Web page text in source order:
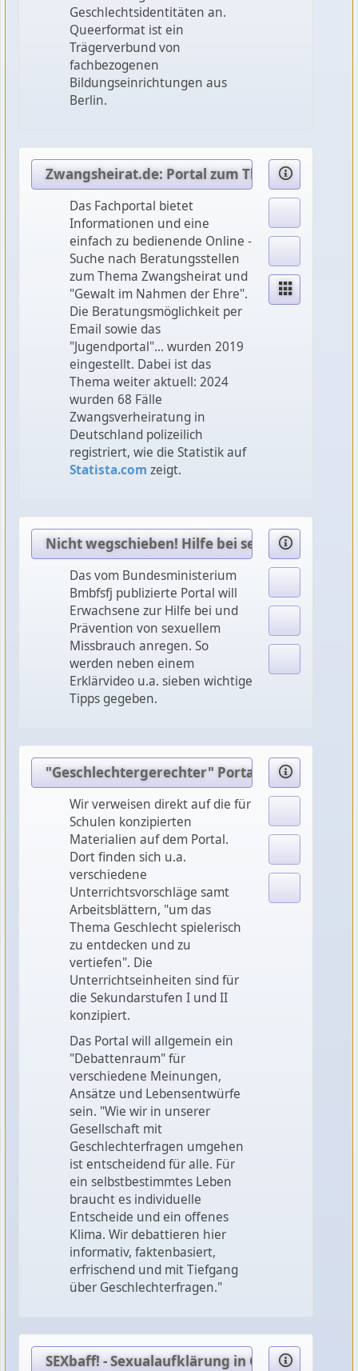
Geschlechtsidentitäten an.
Queerformat ist ein
Trägerverbund von
fachbezogenen
Bildungseinrichtungen aus
Berlin.
Zwangsheirat.de: Portal zum Thema
Das Fachportal bietet
Informationen und eine
einfach zu bedienende Online -
Suche nach Beratungsstellen
zum Thema Zwangsheirat und
"Gewalt im Nahmen der Ehre".
Die Beratungsmöglichkeit per
Email sowie das
"Jugendportal"... wurden 2019
eingestellt. Dabei ist das
Thema weiter aktuell: 2024
wurden 68 Fälle
Zwangsverheiratung in
Deutschland polizeilich
registriert, wie die Statistik auf
Statista.com zeigt.
Nicht wegschieben! Hilfe bei sexuellem
Das vom Bundesministerium
Bmbfsfj publizierte Portal will
Erwachsene zur Hilfe bei und
Prävention von sexuellem
Missbrauch anregen. So
werden neben einem
Erklärvideo u.a. sieben wichtige
Tipps gegeben.
"Geschlechtergerechter" Portal
Wir verweisen direkt auf die für
Schulen konzipierten
Materialien auf dem Portal.
Dort finden sich u.a.
verschiedene
Unterrichtsvorschläge samt
Arbeitsblättern, "um das
Thema Geschlecht spielerisch
zu entdecken und zu
vertiefen". Die
Unterrichtseinheiten sind für
die Sekundarstufen I und II
konzipiert.
Das Portal will allgemein ein
"Debattenraum" für
verschiedene Meinungen,
Ansätze und Lebensentwürfe
sein. "Wie wir in unserer
Gesellschaft mit
Geschlechterfragen umgehen
ist entscheidend für alle. Für
ein selbstbestimmtes Leben
braucht es individuelle
Entscheide und ein offenes
Klima. Wir debattieren hier
informativ, faktenbasiert,
erfrischend und mit Tiefgang
über Geschlechterfragen."
SEXbaff! - Sexualaufklärung in